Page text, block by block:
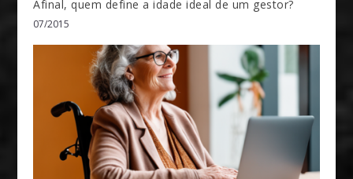
Afinal, quem define a idade ideal de um gestor?
07/2015